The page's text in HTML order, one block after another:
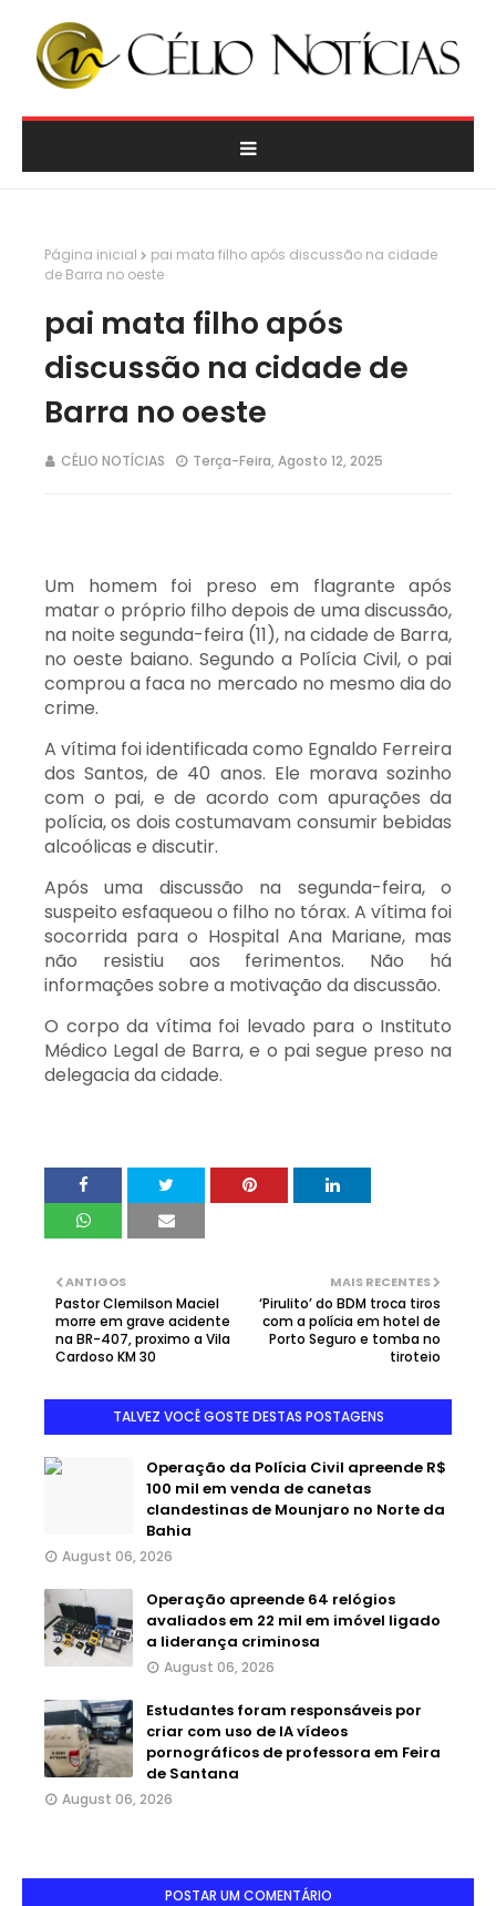
Página inicial
pai mata filho após discussão na cidade
de Barra no oeste
pai mata filho após
discussão na cidade de
Barra no oeste
CÉLIO NOTÍCIAS Terça-Feira, Agosto 12, 2025
Um homem foi preso em flagrante após
matar o próprio filho depois de uma discussão,
na noite segunda-feira (11), na cidade de Barra,
no oeste baiano. Segundo a Polícia Civil, o pai
comprou a faca no mercado no mesmo dia do
crime.
A vítima foi identificada como Egnaldo Ferreira
dos Santos, de 40 anos. Ele morava sozinho
com o pai, e de acordo com apurações da
polícia, os dois costumavam consumir bebidas
alcoólicas e discutir.
Após uma discussão na segunda-feira, o
suspeito esfaqueou o filho no tórax. A vítima foi
socorrida para o Hospital Ana Mariane, mas
não resistiu aos ferimentos. Não há
informações sobre a motivação da discussão.
O corpo da vítima foi levado para o Instituto
Médico Legal de Barra, e o pai segue preso na
delegacia da cidade.
MAIS RECENTES
‘Pirulito’ do BDM troca tiros
com a polícia em hotel de
Porto Seguro e tomba no
tiroteio
ANTIGOS
Pastor Clemilson Maciel
morre em grave acidente
na BR-407, proximo a Vila
Cardoso KM 30
TALVEZ VOCÊ GOSTE DESTAS POSTAGENS
Operação da Polícia Civil apreende R$
100 mil em venda de canetas
clandestinas de Mounjaro no Norte da
Bahia
August 06, 2026
Operação apreende 64 relógios
avaliados em 22 mil em imóvel ligado
a liderança criminosa
August 06, 2026
Estudantes foram responsáveis por
criar com uso de IA vídeos
pornográficos de professora em Feira
de Santana
August 06, 2026
POSTAR UM COMENTÁRIO